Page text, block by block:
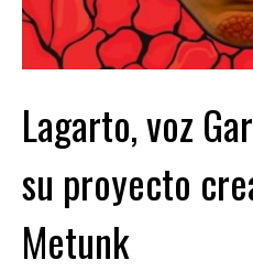
Lagarto, voz
su proyecto
Metunk